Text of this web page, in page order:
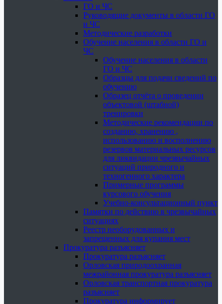
ГО и ЧС
Руководящие документы в области ГО
и ЧС
Методические разработки
Обучение населения в области ГО и
ЧС
Обучение населения в области
ГО и ЧС
Образцы для подачи сведений по
обучению
Образец отчёта о проведении
объектовой (штабной)
тренировки
Методические рекомендации по
созданию, хранению ,
использованию и восполнению
резервов материальных ресурсов
для ликвидации чрезвычайных
ситуаций природного и
техногенного характера
Примерные программы
курсового обучения
Учебно-консультационный пункт
Памятки по действию в чрезвычайных
ситуациях
Реестр необорудованных и
запрещенных для купания мест
Прокуратура разъясняет
Прокуратура разъясняет
Орловская природоохранная
межрайонная прокуратура разъясняет
Орловская транспортная прокуратура
разъясняет
Прокуратура информирует